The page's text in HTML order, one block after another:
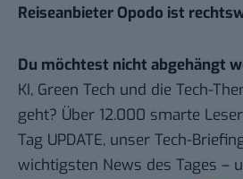
Reiseanbieter Opodo ist
Du möchtest nicht abgehängt
KI, Green Tech und die Tech-
geht? Über 12.000 smarte
Tag UPDATE, unser Tech-
wichtigsten News des Tages –